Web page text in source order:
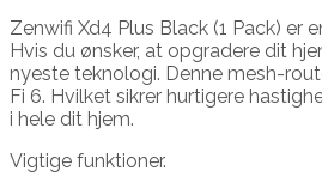
Zenwifi Xd4 Plus Black (1 Pack) er
Hvis du ønsker, at opgradere dit
nyeste teknologi. Denne mesh-
Fi 6. Hvilket sikrer hurtigere
i hele dit hjem.
Vigtige funktioner.